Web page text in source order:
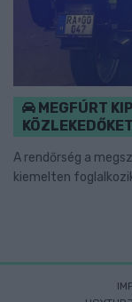
MEGFÚRT
A rendőrség a
kiemelten